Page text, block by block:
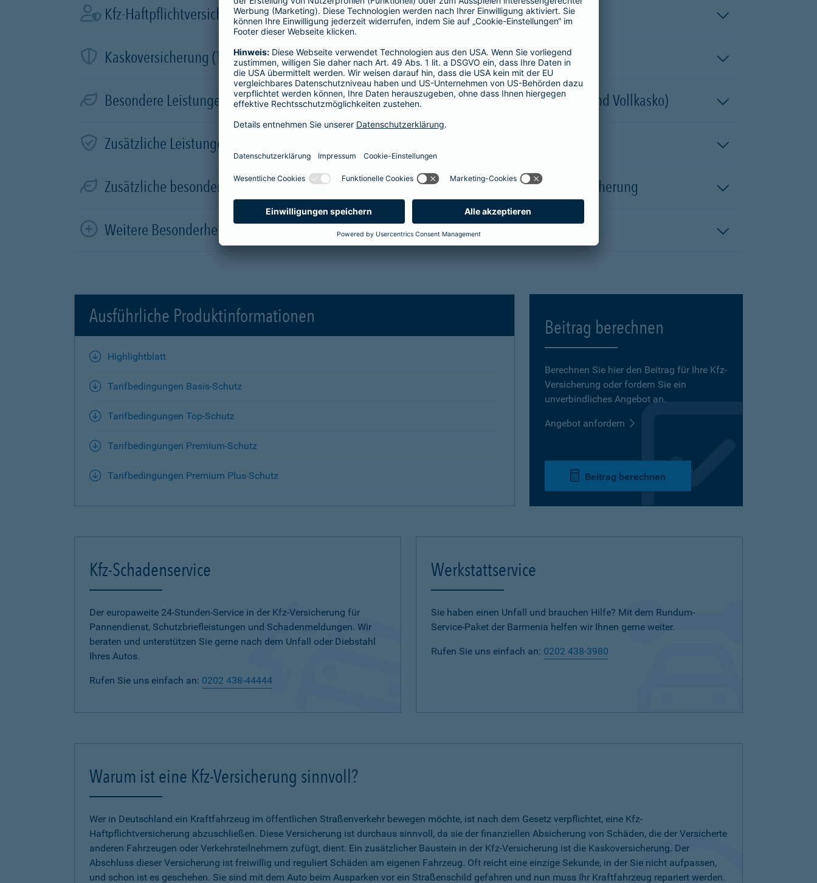
Kfz-Haftpflichtversicherung
Kaskoversicherung (Teil- und Vollkasko)
Besondere Leistungen für Elektro- und Hybridfahrzeuge in der Kaskoversicherung (Teil- und Vollkasko)
Zusätzliche Leistungen in der Vollkaskoversicherung
Zusätzliche besondere Leistungen für Elektro- und Hybridfahrzeuge in der Vollkaskoversicherung
Weitere Besonderheiten
Ausführliche Produktinformationen
Highlightblatt
Tarifbedingungen Basis-Schutz
Tarifbedingungen Top-Schutz
Tarifbedingungen Premium-Schutz
Tarifbedingungen Premium Plus-Schutz
Beitrag berechnen
Berechnen Sie hier den Beitrag für Ihre Kfz-
Versicherung oder fordern Sie ein
unverbindliches Angebot an.
Angebot anfordern
Beitrag berechnen
Kfz-Schadenservice
Der europaweite 24-Stunden-Service in der Kfz-Versicherung für
Pannendienst, Schutzbriefleistungen und Schadenmeldungen. Wir
beraten und unterstützen Sie gerne nach dem Unfall oder Diebstahl
Ihres Autos.
Rufen Sie uns einfach an: 0202 438-44444
Werkstattservice
Sie haben einen Unfall und brauchen Hilfe? Mit dem Rundum-
Service-Paket der Barmenia helfen wir Ihnen gerne weiter.
Rufen Sie uns einfach an: 0202 438-3980
Warum ist eine Kfz-Versicherung sinnvoll?
Wer in Deutschland ein Kraftfahrzeug im öffentlichen Straßenverkehr bewegen möchte, ist nach dem Gesetz verpflichtet, eine Kfz-
Haftpflichtversicherung abzuschließen. Diese Versicherung ist durchaus sinnvoll, da sie der finanziellen Absicherung von Schäden, die der Versicherte
anderen Fahrzeugen oder Verkehrsteilnehmern zufügt, dient. Ein zusätzlicher Baustein in der Kfz-Versicherung ist die Kaskoversicherung. Der
Abschluss dieser Versicherung ist freiwillig und reguliert Schäden am eigenen Fahrzeug. Oft reicht eine einzige Sekunde, in der Sie nicht aufpassen,
und schon ist es geschehen. Sie sind mit dem Auto beim Ausparken vor ein Straßenschild gefahren und nun muss Ihr Kraftfahrzeug repariert werden.